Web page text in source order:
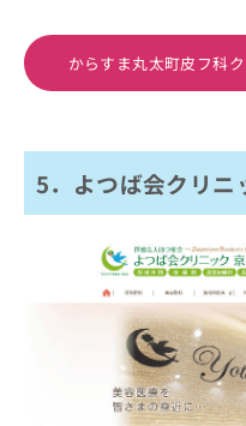
からすま丸太町皮フ科
5．よつば会クリニ